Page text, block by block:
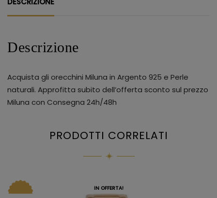
Descrizione
Acquista gli orecchini Miluna in Argento 925 e Perle
naturali. Approfitta subito dell’offerta sconto sul prezzo
Miluna con Consegna 24h/48h
PRODOTTI CORRELATI
IN OFFERTA!